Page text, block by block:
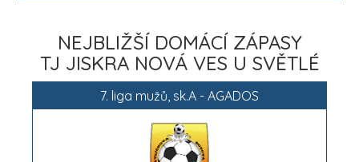
NEJBLIŽŠÍ DOMÁCÍ ZÁPASY
TJ JISKRA NOVÁ VES U SVĚTLÉ
7. liga mužů, sk.A - AGADOS